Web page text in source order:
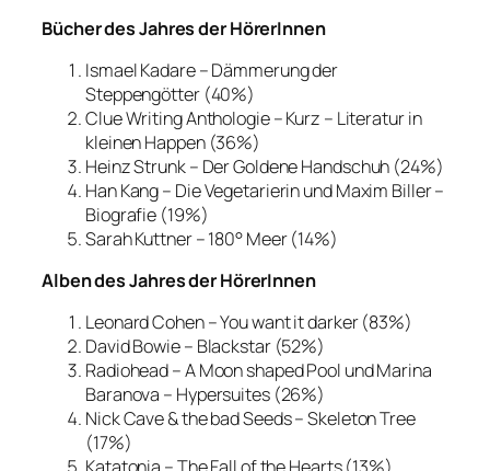
Bücher des Jahres der HörerInnen
Ismael Kadare – Dämmerung der
Steppengötter (40%)
Clue Writing Anthologie – Kurz – Literatur in
kleinen Happen (36%)
Heinz Strunk – Der Goldene Handschuh (24%)
Han Kang – Die Vegetarierin und Maxim Biller –
Biografie (19%)
Sarah Kuttner – 180° Meer (14%)
Alben des Jahres der HörerInnen
Leonard Cohen – You want it darker (83%)
David Bowie – Blackstar (52%)
Radiohead – A Moon shaped Pool und Marina
Baranova – Hypersuites (26%)
Nick Cave & the bad Seeds – Skeleton Tree
(17%)